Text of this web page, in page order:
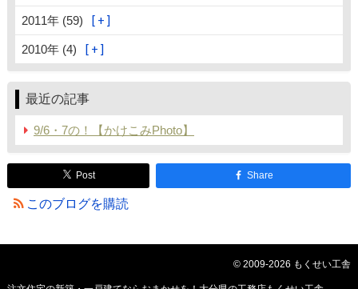
2011年 (59)
2010年 (4)
最近の記事
9/6・7の！【かけこみPhoto】
Post Share
このブログを購読
© 2009-2026 もくせい工舎